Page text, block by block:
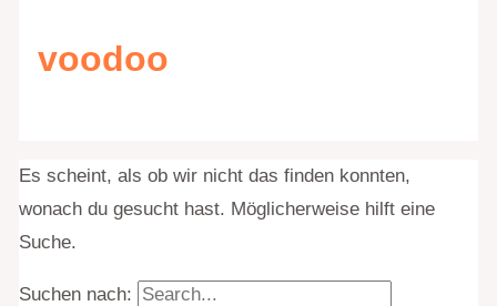
voodoo
Es scheint, als ob wir nicht das finden konnten,
wonach du gesucht hast. Möglicherweise hilft eine
Suche.
Suchen nach: